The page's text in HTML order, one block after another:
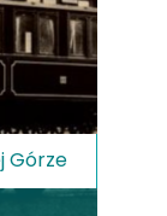
Górze